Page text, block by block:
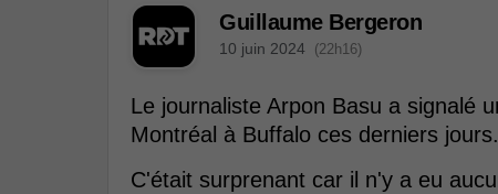
Guillaume Bergeron
10 juin 2024 (22h16)
Le journaliste Arpon Basu a signalé
Montréal à Buffalo ces derniers jours.
C'était surprenant car il n'y a eu